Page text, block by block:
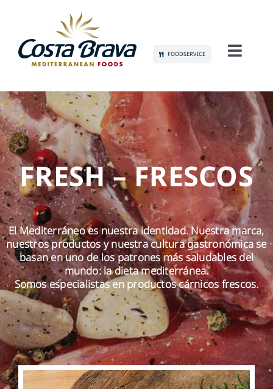
content
FOODSERVICE
SOSTENIBILIDAD
PRODUCTOS
COMUNICACIÓN
EMPLEO
CONTACTO
ES
FRESH – FRESCOS
El Mediterráneo es nuestra identidad. Nuestra marca,
nuestros productos y nuestra cultura gastronómica se
basan en uno de los patrones más saludables del
mundo: la dieta mediterránea.
Somos especialistas en productos cárnicos frescos.